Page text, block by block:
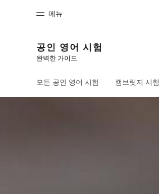
메뉴
EF 둘러보기
공인 영어 시험
완벽한 가이드
모든 공인 영어 시험 캠브릿지 시험